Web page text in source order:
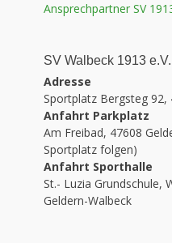
Ansprechpartner SV
SV Walbeck 1913 e.V.
Adresse
Sportplatz Bergsteg 92,
Anfahrt Parkplatz
Am Freibad, 47608
Sportplatz folgen)
Anfahrt Sporthalle
St.- Luzia Grundschule,
Geldern-Walbeck